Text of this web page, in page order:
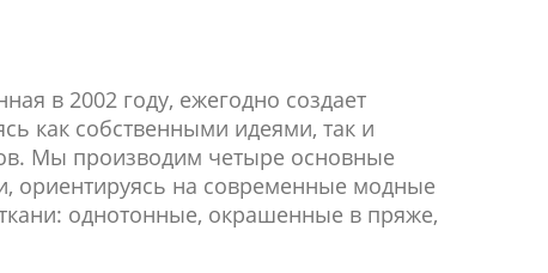
в 2002 году, ежегодно создает
как собственными идеями, так и
Мы производим четыре основные
ориентируясь на современные модные
однотонные, окрашенные в пряже,